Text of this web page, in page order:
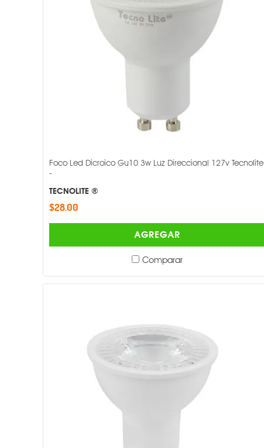
Foco Led Dicroico Gu10 3w Luz Direccional 127v Tecnolite
-
TECNOLITE ®
$28.00
AGREGAR
Comparar